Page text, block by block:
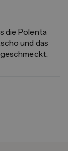
die Polenta
und das